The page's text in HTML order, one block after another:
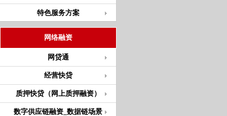
特色服务方案
网络融资
网贷通
经营快贷
质押快贷（网上质押融资）
数字供应链融资_数据链场景